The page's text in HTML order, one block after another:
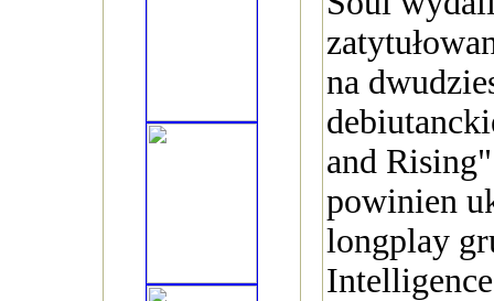
na
and
powinien
longplay